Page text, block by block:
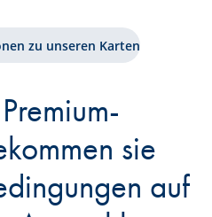
zu unseren Karten
sie
auf